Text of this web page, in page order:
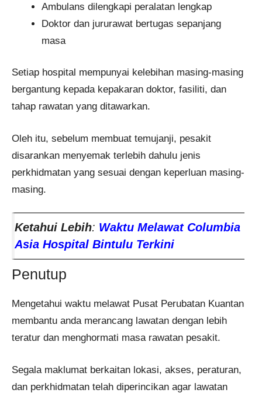
Ambulans dilengkapi peralatan lengkap
Doktor dan jururawat bertugas sepanjang
masa
Setiap hospital mempunyai kelebihan masing-masing
bergantung kepada kepakaran doktor, fasiliti, dan
tahap rawatan yang ditawarkan.
Oleh itu, sebelum membuat temujanji, pesakit
disarankan menyemak terlebih dahulu jenis
perkhidmatan yang sesuai dengan keperluan masing-
masing.
Ketahui Lebih: Waktu Melawat Columbia
Asia Hospital Bintulu Terkini
Penutup
Mengetahui waktu melawat Pusat Perubatan Kuantan
membantu anda merancang lawatan dengan lebih
teratur dan menghormati masa rawatan pesakit.
Segala maklumat berkaitan lokasi, akses, peraturan,
dan perkhidmatan telah diperincikan agar lawatan